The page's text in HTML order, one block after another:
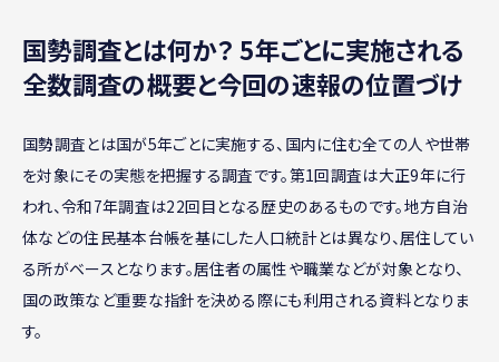
国勢調査とは何か？ 5年ごとに実施される
全数調査の概要と今回の速報の位置づけ
国勢調査とは国が5年ごとに実施する、国内に住む全ての人や世帯
を対象にその実態を把握する調査です。第1回調査は大正9年に行
われ、令和7年調査は22回目となる歴史のあるものです。地方自治
体などの住民基本台帳を基にした人口統計とは異なり、居住してい
る所がベースとなります。居住者の属性や職業などが対象となり、
国の政策など重要な指針を決める際にも利用される資料となりま
す。